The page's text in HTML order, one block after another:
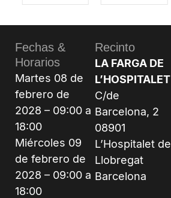
Fechas &
Horarios
Martes 08 de
febrero de
2028 – 09:00 a
18:00
Miércoles 09
de febrero de
2028 – 09:00 a
18:00
Recinto
LA FARGA DE
L’HOSPITALET
C/de
Barcelona, 2
08901
L’Hospitalet de
Llobregat
Barcelona